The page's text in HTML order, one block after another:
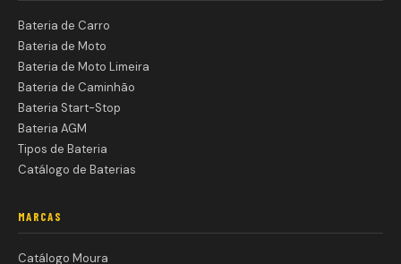
Bateria de Carro
Bateria de Moto
Bateria de Moto Limeira
Bateria de Caminhão
Bateria Start-Stop
Bateria AGM
Tipos de Bateria
Catálogo de Baterias
MARCAS
Catálogo Moura